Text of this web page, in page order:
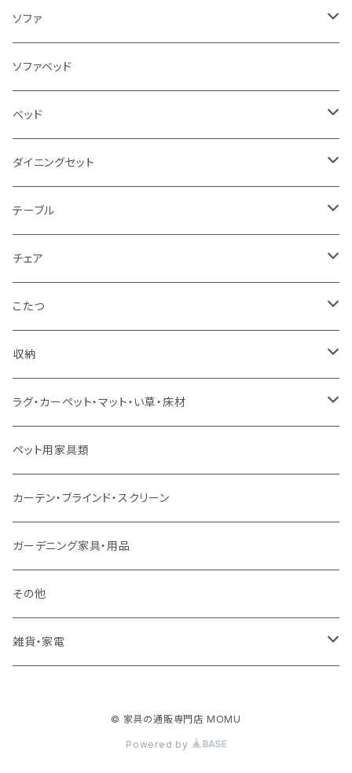
ソファ
3人掛け
2.5人掛け
2人掛け
1人掛け
カウチソファ
コーナーソファ
ソファセット
スツール・オットマン
ソファ付属品
クッション・座椅子
ソファベッド
ベッド
シングルサイズ以下（フレームのみ）
セミダブルサイズ（フレームのみ）
ダブルサイズ（フレームのみ）
ワイドダブルサイズ以上（フレームのみ）
シングルサイズ以下（マットレス付）
セミダブルサイズ（マットレス付）
ダブルサイズ（マットレス付）
ダブルサイズ以上（マットレス付）
ロフトベッド
二段ベッド
マットレス
ダイニングセット
ダイニング3点セット以下
ダイニング4点セット
ダイニング5点・6点セット
ダイニング7点セット以上
テーブル
センターテーブル
ダイニングテーブル
カウンターテーブル
リフティングテーブル
サイドテーブル・コーヒーテーブル
デスク
チェア
ダイニングチェア
カウンターチェア
キッズチェア
オフィスチェア・ゲーミングチェア
ダイニングベンチ・スツール
こたつ
こたつテーブル
こたつ布団
コタツ・布団セット
収納
本棚・シェルフ
食器棚・収納庫
レンジ台・カウンター
ラック
TVボード
キャビネット・飾り棚
ラグ・カーペット・マット・い草・床材
マット・フロアタイル
ラグ
カーペット
ペット用家具類
カーテン・ブラインド・スクリーン
ガーデニング家具・用品
その他
雑貨・家電
© 家具の通販専門店 MOMU
Powered by